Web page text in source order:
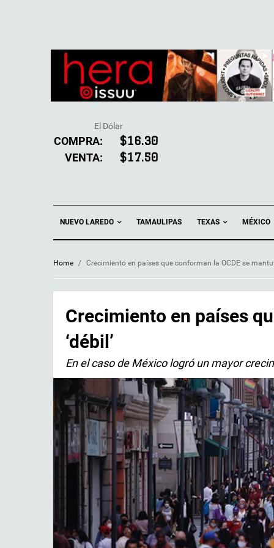
El Dólar
COMPRA: $16.30
VENTA: $17.50
NUEVO LAREDO TAMAULIPAS TEXAS MÉXICO
Home / Crecimiento en países que conforman la OCDE se
Crecimiento en países
‘débil’
En el caso de México logró un mayor